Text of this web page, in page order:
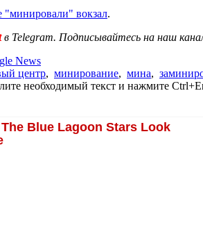
"минировали" вокзал.
в Telegram. Подписывайтесь на наш
News
центр, минирование, мина,
необходимый текст и нажмите